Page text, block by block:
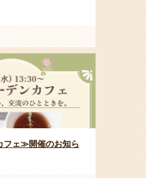
フェ≫開催のお知ら